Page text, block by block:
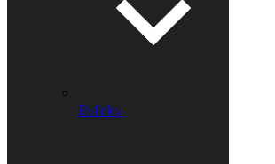
Bylinky